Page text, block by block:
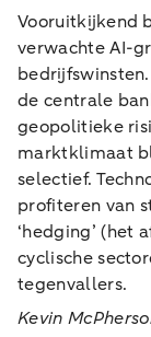
Vooruitkijkend
verwachte AI-
de centrale
geopolitieke
marktklimaat
selectief.
profiteren van
‘hedging’ (het
cyclische
tegenvallers.
Kevin